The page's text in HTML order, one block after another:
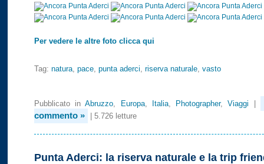
Per vedere le altre foto clicca qui
Tag: natura pace punta aderci riserva naturale vasto
Pubblicato inAbruzzo Europa, Italia, Photographer,Viaggi
commento »
| 5.726 letture
Punta Aderci: la riserva naturale e la trip